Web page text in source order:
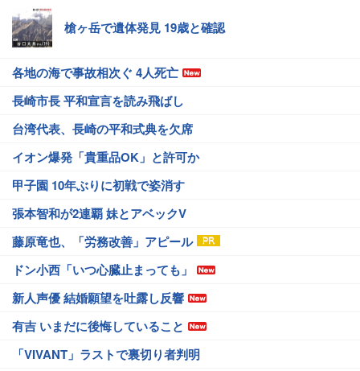
槍ヶ岳で遺体発見 19歳と確認
各地の海で事故相次ぐ 4人死亡
長崎市長 平和宣言を読み飛ばし
台湾代表、長崎の平和式典を欠席
イオン爆発「貴重品OK」と許可か
甲子園 10年ぶりに初戦で姿消す
張本智和が2連覇 妹とアベックV
藤原竜也、「労務改善」アピール
ドン小西「いつ心臓止まっても」
新人声優 結婚願望を吐露し反響
有吉 いまだに後悔していること
「VIVANT」ラストで裏切り者判明